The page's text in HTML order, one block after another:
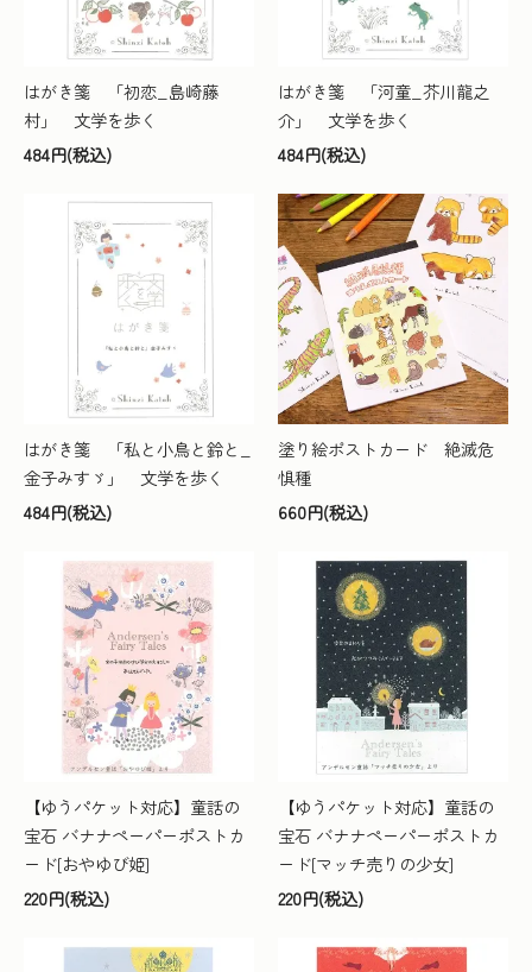
はがき箋 「初恋_島崎藤
村」 文学を歩く
484円(税込)
はがき箋 「河童_芥川龍之
介」 文学を歩く
484円(税込)
はがき箋 「私と小鳥と鈴と_
金子みすゞ」 文学を歩く
484円(税込)
塗り絵ポストカード 絶滅危
惧種
660円(税込)
【ゆうパケット対応】童話の
宝石 バナナペーパーポストカ
ード[おやゆび姫]
220円(税込)
【ゆうパケット対応】童話の
宝石 バナナペーパーポストカ
ード[マッチ売りの少女]
220円(税込)